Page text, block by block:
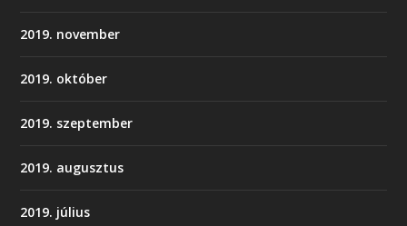
2019. november
2019. október
2019. szeptember
2019. augusztus
2019. július